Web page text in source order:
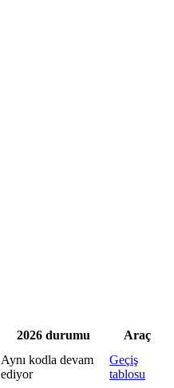
2026 durumu
Araç
Aynı kodla devam
ediyor
Geçiş
tablosu